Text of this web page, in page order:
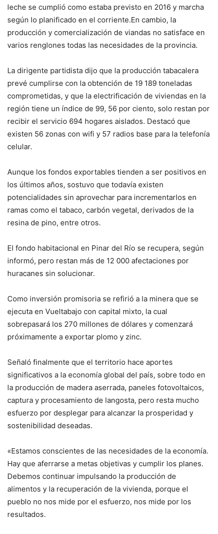
leche se cumplió como estaba previsto en 2016 y marcha
según lo planificado en el corriente.En cambio, la
producción y comercialización de viandas no satisface en
varios renglones todas las necesidades de la provincia.
La dirigente partidista dijo que la producción tabacalera
prevé cumplirse con la obtención de 19 189 toneladas
comprometidas, y que la electrificación de viviendas en la
región tiene un índice de 99, 56 por ciento, solo restan por
recibir el servicio 694 hogares aislados. Destacó que
existen 56 zonas con wifi y 57 radios base para la telefonía
celular.
Aunque los fondos exportables tienden a ser positivos en
los últimos años, sostuvo que todavía existen
potencialidades sin aprovechar para incrementarlos en
ramas como el tabaco, carbón vegetal, derivados de la
resina de pino, entre otros.
El fondo habitacional en Pinar del Río se recupera, según
informó, pero restan más de 12 000 afectaciones por
huracanes sin solucionar.
Como inversión promisoria se refirió a la minera que se
ejecuta en Vueltabajo con capital mixto, la cual
sobrepasará los 270 millones de dólares y comenzará
próximamente a exportar plomo y zinc.
Señaló finalmente que el territorio hace aportes
significativos a la economía global del país, sobre todo en
la producción de madera aserrada, paneles fotovoltaicos,
captura y procesamiento de langosta, pero resta mucho
esfuerzo por desplegar para alcanzar la prosperidad y
sostenibilidad deseadas.
«Estamos conscientes de las necesidades de la economía.
Hay que aferrarse a metas objetivas y cumplir los planes.
Debemos continuar impulsando la producción de
alimentos y la recuperación de la vivienda, porque el
pueblo no nos mide por el esfuerzo, nos mide por los
resultados.